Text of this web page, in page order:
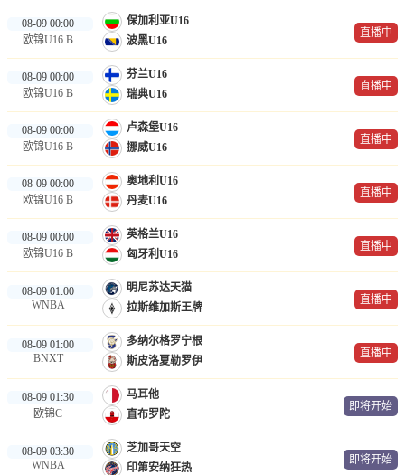
08-09 00:00
欧锦U16 B
保加利亚U16
波黑U16
直播中
08-09 00:00
欧锦U16 B
芬兰U16
瑞典U16
直播中
08-09 00:00
欧锦U16 B
卢森堡U16
挪威U16
直播中
08-09 00:00
欧锦U16 B
奥地利U16
丹麦U16
直播中
08-09 00:00
欧锦U16 B
英格兰U16
匈牙利U16
直播中
08-09 01:00
WNBA
明尼苏达天猫
拉斯维加斯王牌
直播中
08-09 01:00
BNXT
多纳尔格罗宁根
斯皮洛夏勒罗伊
直播中
08-09 01:30
欧锦C
马耳他
直布罗陀
即将开始
08-09 03:30
WNBA
芝加哥天空
印第安纳狂热
即将开始